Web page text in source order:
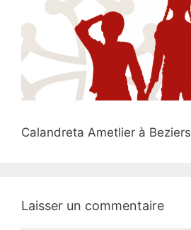
Calandreta Ametlier à Beziers
Laisser un commentaire